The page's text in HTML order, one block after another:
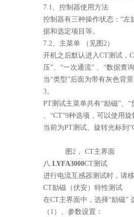
7.1、控制器使用方法
控制器有三种操作状态：“左
据和选定项目等。
7.2、主菜单 （见图2）
开机之后默认进入CT测试，
压”、“一次通流” 、“数据查
当“类型”后面为带有灰色背
3。
PT测试主菜单共有“励磁”、“
、“CT”9种选项，可以使用
当前为PT测试。旋转光标到
图2， CT主界面
八.LYFA3000CT测试
进行电流互感器测试时，请
CT励磁（伏安）特性测试
在CT主界面中，选择“励磁”
（1）、参数设置：